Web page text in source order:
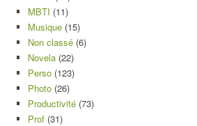
MBTI (11)
Musique (15)
Non classé (6)
Novela (22)
Perso (123)
Photo (26)
Productivité (73)
Prof (31)